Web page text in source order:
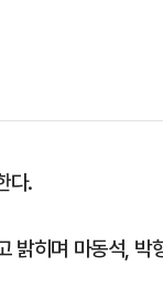
다.
히며 마동석, 박